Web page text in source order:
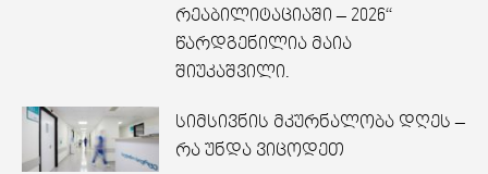
რეაბილიტაციაში – 2026“
წარდგენილია მაია
შიუკაშვილი.
სიმსივნის მკურნალობა დღეს –
რა უნდა ვიცოდეთ